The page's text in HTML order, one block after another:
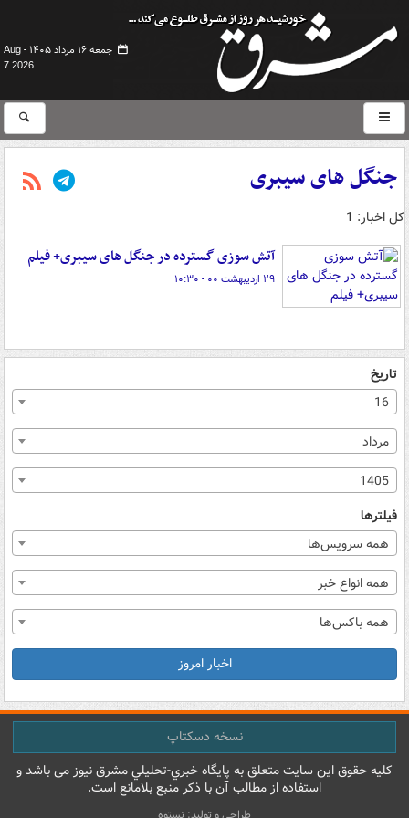
جمعه ۱۶ مرداد ۱۴۰۵ -
Aug
7 2026
جنگل های سیبری
کل اخبار: 1
آتش سوزی گسترده در جنگل های سیبری+ فیلم
۲۹ اردیبهشت ۰۰ - ۱۰:۳۰
تاریخ
16
مرداد
1405
فیلترها
همه سرویس‌ها
همه انواع خبر
همه باکس‌ها
اخبار امروز
نسخه دسکتاپ
کليه حقوق اين سايت متعلق به پایگاه خبري-تحليلي مشرق نيوز می باشد و
استفاده از مطالب آن با ذکر منبع بلامانع است.
طراحی و تولید: نستوه